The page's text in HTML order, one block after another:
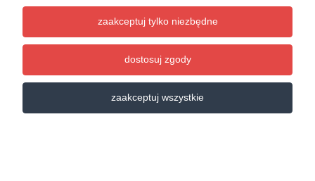
Moje konto
Informacje
zaakceptuj tylko niezbędne
dostosuj zgody
zaakceptuj wszystkie